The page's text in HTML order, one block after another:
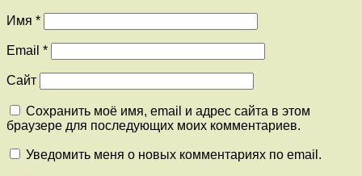
Имя *
Email *
Сайт
Сохранить моё имя, email и адрес сайта в этом
браузере для последующих моих комментариев.
Уведомить меня о новых комментариях по email.